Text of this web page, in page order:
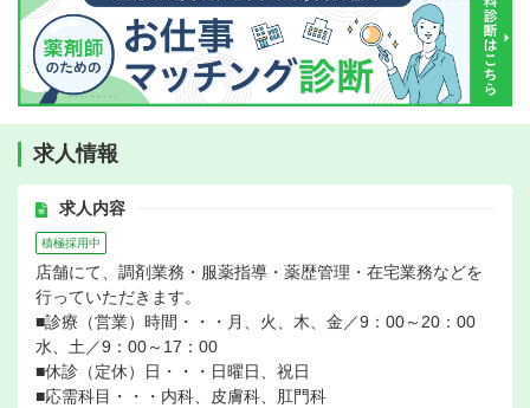
求人情報
求人内容
積極採用中
店舗にて、調剤業務・服薬指導・薬歴管理・在宅業務などを
行っていただきます。
■診療（営業）時間・・・月、火、木、金／9：00～20：00
水、土／9：00～17：00
■休診（定休）日・・・日曜日、祝日
■応需科目・・・内科、皮膚科、肛門科